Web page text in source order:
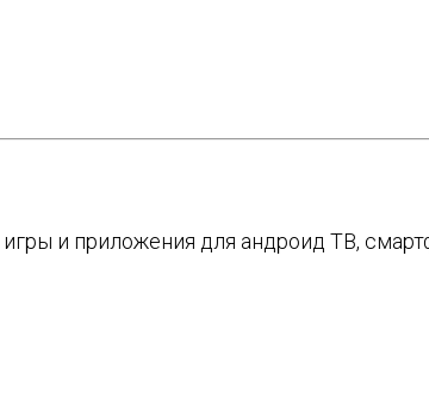
и приложения для андроид ТВ,